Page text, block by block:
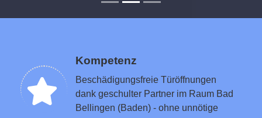
Kompetenz
Beschädigungsfreie Türöffnungen
dank geschulter Partner im Raum Bad
Bellingen (Baden) - ohne unnötige